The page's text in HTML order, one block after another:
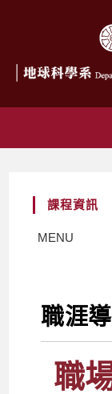
課程資訊
MENU
職涯
職